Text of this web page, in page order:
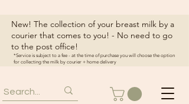
New! The collection of your breast milk by a
courier that comes to you! - No need to go
to the post office!
*Service is subject to a fee - at the time of purchase you will choose the option
for collecting the milk by courier + home delivery